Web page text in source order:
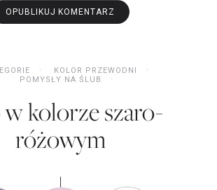
KOLOR PRZEWODNI
POMYSŁY NA ŚLUB
w kolorze szaro-
różowym